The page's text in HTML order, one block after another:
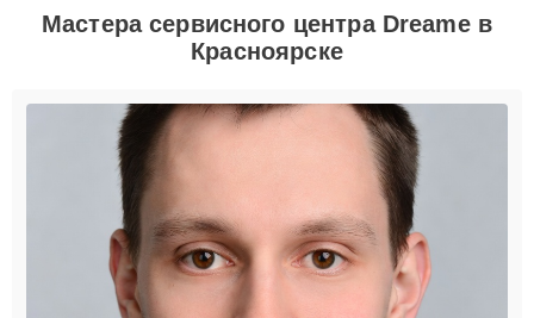
Мастера сервисного центра Dreame в
Красноярске